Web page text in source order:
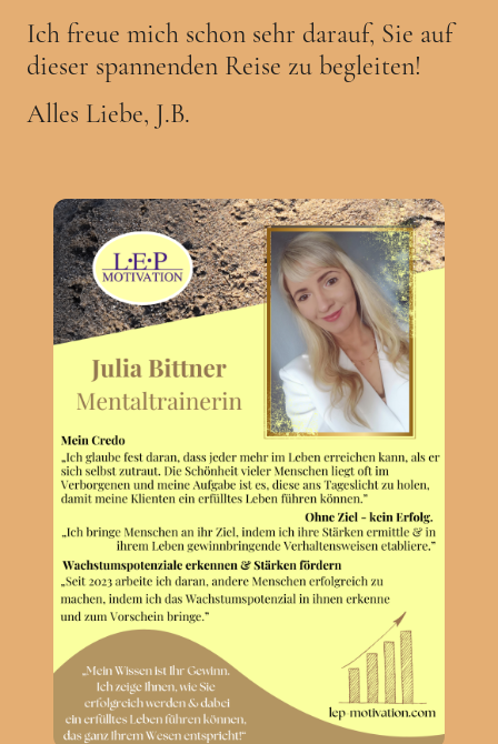
Ich freue mich schon sehr darauf, Sie auf
dieser spannenden Reise zu begleiten!
Alles Liebe, J.B.